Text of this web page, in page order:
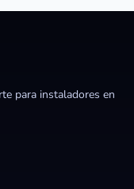
para instaladores en